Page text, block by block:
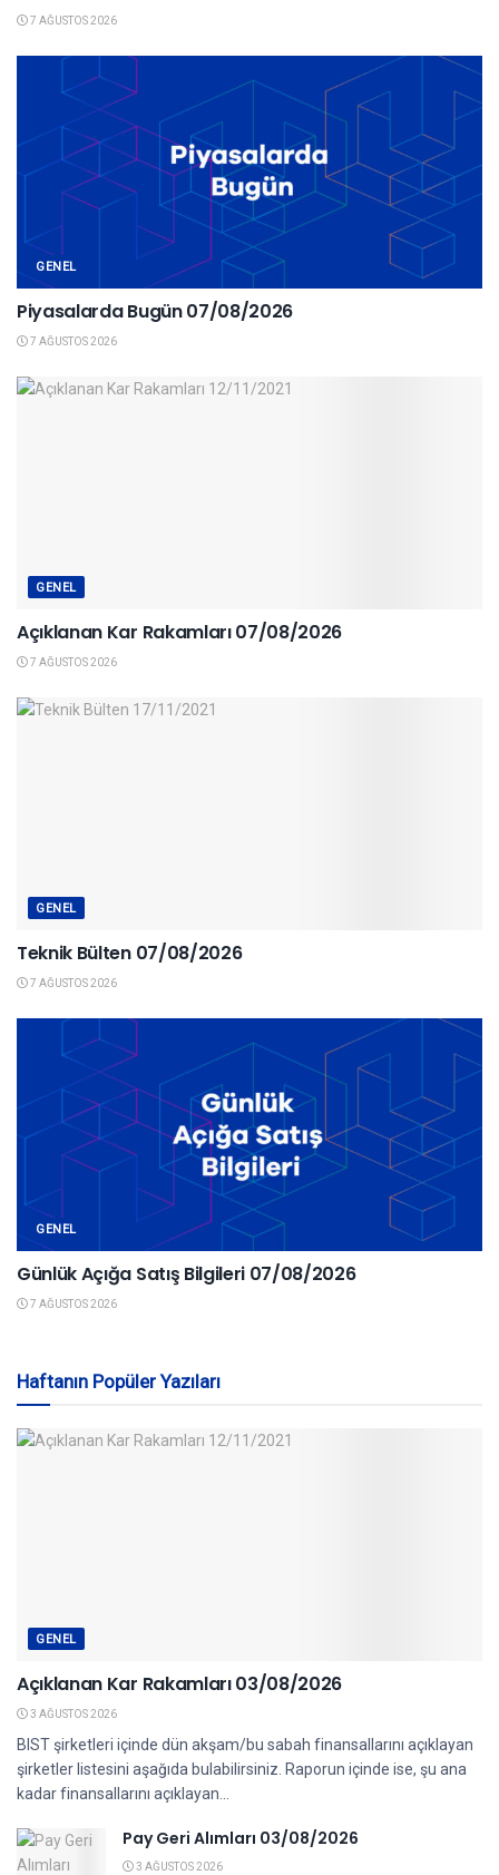
7 AĞUSTOS 2026
GENEL
Piyasalarda Bugün 07/08/2026
7 AĞUSTOS 2026
GENEL
Açıklanan Kar Rakamları 07/08/2026
7 AĞUSTOS 2026
GENEL
Teknik Bülten 07/08/2026
7 AĞUSTOS 2026
GENEL
Günlük Açığa Satış Bilgileri 07/08/2026
7 AĞUSTOS 2026
Haftanın Popüler Yazıları
GENEL
Açıklanan Kar Rakamları 03/08/2026
3 AĞUSTOS 2026
BIST şirketleri içinde dün akşam/bu sabah finansallarını açıklayan
şirketler listesini aşağıda bulabilirsiniz. Raporun içinde ise, şu ana
kadar finansallarını açıklayan...
Pay Geri Alımları 03/08/2026
3 AĞUSTOS 2026